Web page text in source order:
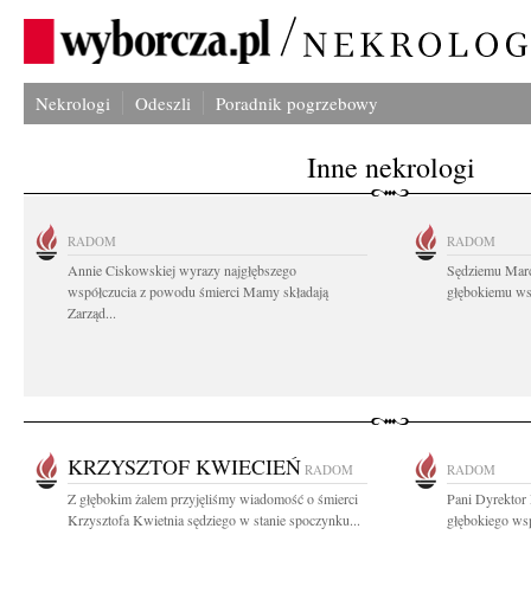
Nekrologi Odeszli Poradnik pogrzebowy
Inne nekrologi
RADOM
Annie Ciskowskiej wyrazy najgłębszego
współczucia z powodu śmierci Mamy składają
Zarząd...
RADOM
Sędziemu
głębokiemu
KRZYSZTOF KWIECIEŃ RADOM
Z głębokim żalem przyjęliśmy wiadomość o śmierci
Krzysztofa Kwietnia sędziego w stanie spoczynku...
RADOM
Pani Dyrektor
głębokiego